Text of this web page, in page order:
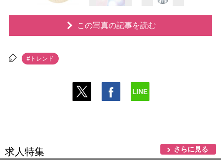
この写真の記事を読む
#トレンド
求人特集 さらに見る